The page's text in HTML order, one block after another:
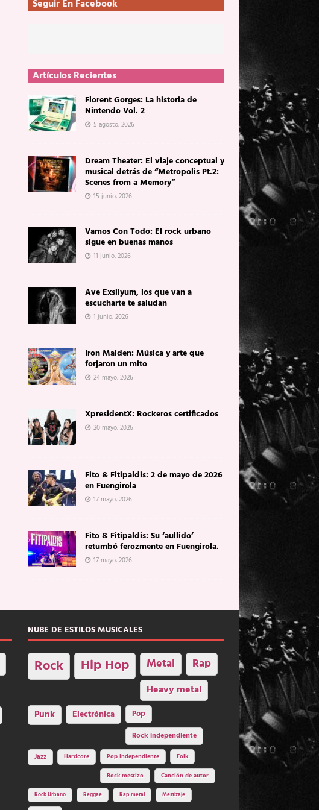
Seguir En Facebook
Artículos Recientes
Florent Gorges: La historia de
Nintendo Vol. 2
5 agosto, 2026
Dream Theater: El viaje conceptual y
musical detrás de “Metropolis Pt.2:
Scenes from a Memory”
15 junio, 2026
Vamos Con Todo: El rock urbano
sigue en buenas manos
11 junio, 2026
Ave Exsilyum, los que van a
escucharte te saludan
1 junio, 2026
Iron Maiden: Música y arte que
forjaron un mito
24 mayo, 2026
XpresidentX: Rockeros certificados
20 mayo, 2026
Fito & Fitipaldis: 2 de mayo de 2026
en Fuengirola
17 mayo, 2026
Fito & Fitipaldis: Su ‘aullido’
retumbó ferozmente en Fuengirola.
17 mayo, 2026
NUBE DE ESTILOS MUSICALES
Rock Hip Hop Metal Rap
Heavy metal
Punk Electrónica
Pop
Rock independiente
Jazz Hardcore Pop Independiente Folk
Rock mestizo Canción de autor
Rock Urbano Reggae Rap metal Mestizaje